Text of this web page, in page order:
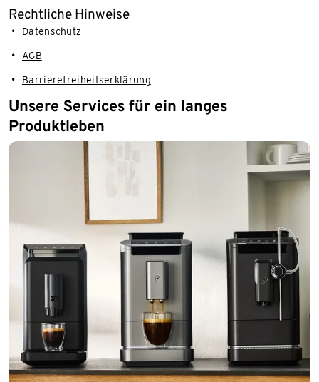
Rechtliche Hinweise
Datenschutz
AGB
Barrierefreiheitserklärung
Unsere Services für ein langes
Produktleben